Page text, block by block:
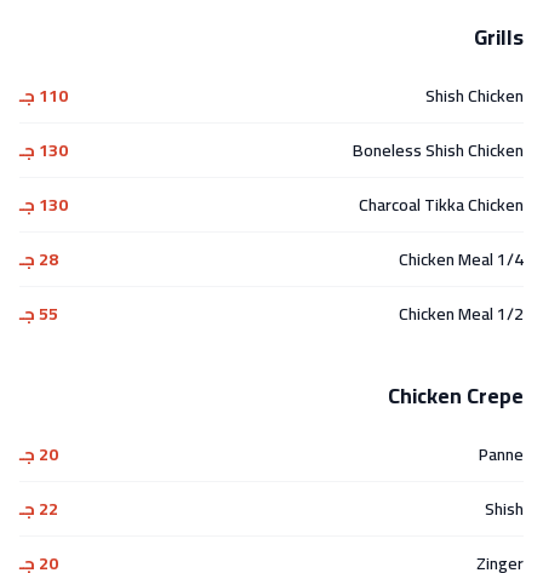
Grills
Shish Chicken
110 جـ
Boneless Shish Chicken
130 جـ
Charcoal Tikka Chicken
130 جـ
1/4 Chicken Meal
28 جـ
1/2 Chicken Meal
55 جـ
Chicken Crepe
Panne
20 جـ
Shish
22 جـ
Zinger
20 جـ